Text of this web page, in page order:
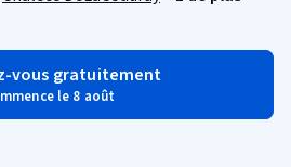
vous gratuitement
le 8 août